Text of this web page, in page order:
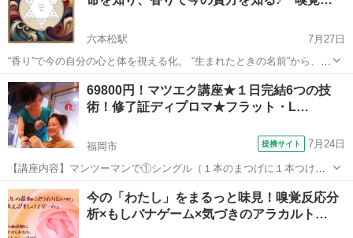
六本松駅
7月27日
“香り”で今の自分の心と体を視える化。 “生まれたときの名前”から、今
世のあなたの役割を読み解く。 この２つのメソッドで、 自分の「トリ
セツ（取扱説明書）」を作ってみませんか？ 【Part 1：嗅覚反...
福岡 福岡市 六本松駅 アロマ 嗅覚
69800円！マツエク講座★１日完結6つの技
術！修了証ディプロマ★フラット・L…
福岡市 提携サイト 7月24日
【講座内容】マンツーマンで①シングル（１本のまつげに１本つけ
る）②３Ｄボリュームアイラッシュ（１本のまつげに細い０．０５～
０．０７のエクステを２～６本までつける）不器用な方でも１秒ファ
ンがあるから安心です！③Ｌカール（リフト...
福岡 福岡市 メイク
今の「わたし」をまるっと味見！嗅覚反応分
析×もしバナゲーム×気づきのアラカルト…